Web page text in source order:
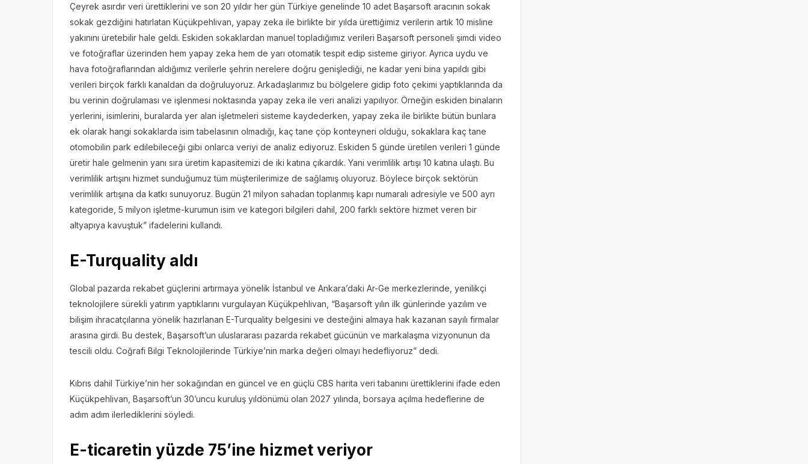
Çeyrek asırdır veri ürettiklerini ve son 20 yıldır her gün Türkiye genelinde 10 adet Başarsoft aracının sokak
sokak gezdiğini hatırlatan Küçükpehlivan, yapay zeka ile birlikte bir yılda ürettiğimiz verilerin artık 10 misline
yakınını üretebilir hale geldi. Eskiden sokaklardan manuel topladığımız verileri Başarsoft personeli şimdi video
ve fotoğraflar üzerinden hem yapay zeka hem de yarı otomatik tespit edip sisteme giriyor. Ayrıca uydu ve
hava fotoğraflarından aldığımız verilerle şehrin nerelere doğru genişlediği, ne kadar yeni bina yapıldı gibi
verileri birçok farklı kanaldan da doğruluyoruz. Arkadaşlarımız bu bölgelere gidip foto çekimi yaptıklarında da
bu verinin doğrulaması ve işlenmesi noktasında yapay zeka ile veri analizi yapılıyor. Örneğin eskiden binaların
yerlerini, isimlerini, buralarda yer alan işletmeleri sisteme kaydederken, yapay zeka ile birlikte bütün bunlara
ek olarak hangi sokaklarda isim tabelasının olmadığı, kaç tane çöp konteyneri olduğu, sokaklara kaç tane
otomobilin park edilebileceği gibi onlarca veriyi de analiz ediyoruz. Eskiden 5 günde üretilen verileri 1 günde
üretir hale gelmenin yanı sıra üretim kapasitemizi de iki katına çıkardık. Yani verimlilik artışı 10 katına ulaştı. Bu
verimlilik artışını hizmet sunduğumuz tüm müşterilerimize de sağlamış oluyoruz. Böylece birçok sektörün
verimlilik artışına da katkı sunuyoruz. Bugün 21 milyon sahadan toplanmış kapı numaralı adresiyle ve 500 ayrı
kategoride, 5 milyon işletme-kurumun isim ve kategori bilgileri dahil, 200 farklı sektöre hizmet veren bir
altyapıya kavuştuk” ifadelerini kullandı.
E-Turquality aldı
Global pazarda rekabet güçlerini artırmaya yönelik İstanbul ve Ankara’daki Ar-Ge merkezlerinde, yenilikçi
teknolojilere sürekli yatırım yaptıklarını vurgulayan Küçükpehlivan, “Başarsoft yılın ilk günlerinde yazılım ve
bilişim ihracatçılarına yönelik hazırlanan E-Turquality belgesini ve desteğini almaya hak kazanan sayılı firmalar
arasına girdi. Bu destek, Başarsoft’un uluslararası pazarda rekabet gücünün ve markalaşma vizyonunun da
tescili oldu. Coğrafi Bilgi Teknolojilerinde Türkiye’nin marka değeri olmayı hedefliyoruz” dedi.
Kıbrıs dahil Türkiye’nin her sokağından en güncel ve en güçlü CBS harita veri tabanını ürettiklerini ifade eden
Küçükpehlivan, Başarsoft’un 30’uncu kuruluş yıldönümü olan 2027 yılında, borsaya açılma hedeflerine de
adım adım ilerlediklerini söyledi.
E-ticaretin yüzde 75’ine hizmet veriyor